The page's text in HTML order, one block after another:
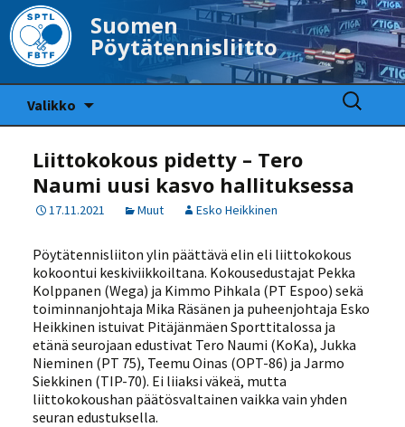
Suomen
Pöytätennisliitto
Valikko
Haku:
Liittokokous pidetty – Tero
Naumi uusi kasvo hallituksessa
17.11.2021 Muut Esko Heikkinen
Pöytätennisliiton ylin päättävä elin eli liittokokous
kokoontui keskiviikkoiltana. Kokousedustajat Pekka
Kolppanen (Wega) ja Kimmo Pihkala (PT Espoo) sekä
toiminnanjohtaja Mika Räsänen ja puheenjohtaja Esko
Heikkinen istuivat Pitäjänmäen Sporttitalossa ja
etänä seurojaan edustivat Tero Naumi (KoKa), Jukka
Nieminen (PT 75), Teemu Oinas (OPT-86) ja Jarmo
Siekkinen (TIP-70). Ei liiaksi väkeä, mutta
liittokokoushan päätösvaltainen vaikka vain yhden
seuran edustuksella.